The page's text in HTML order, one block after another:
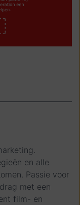
en alle
Passie voor
met een
film- en